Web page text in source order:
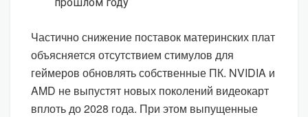
Частично снижение поставок материнских плат
объясняется отсутствием стимулов для
геймеров обновлять собственные ПК. NVIDIA и
AMD не выпустят новых поколений видеокарт
вплоть до 2028 года. При этом выпущенные